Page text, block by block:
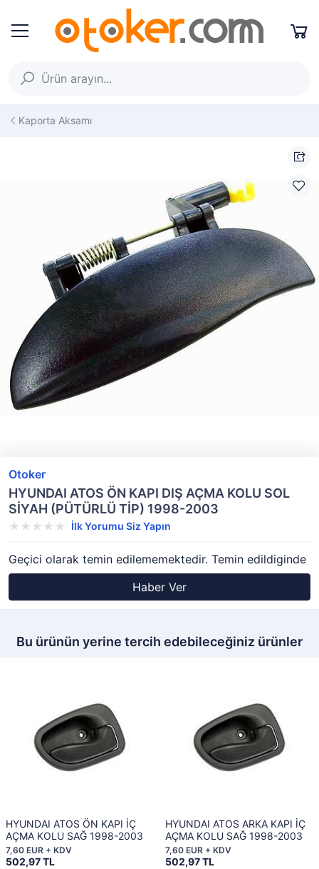
Kaporta Aksamı
Otoker
HYUNDAI ATOS ÖN KAPI DIŞ AÇMA KOLU SOL
SİYAH (PÜTÜRLÜ TİP) 1998-2003
İlk Yorumu Siz Yapın
Geçici olarak temin edilememektedir. Temin edildiginde
Haber Ver
Bu ürünün yerine tercih edebileceğiniz ürünler
HYUNDAI ATOS ÖN KAPI İÇ
AÇMA KOLU SAĞ 1998-2003
502,97 TL
7,60 EUR + KDV
HYUNDAI ATOS ARKA KAPI İÇ
AÇMA KOLU SAĞ 1998-2003
502,97 TL
7,60 EUR + KDV